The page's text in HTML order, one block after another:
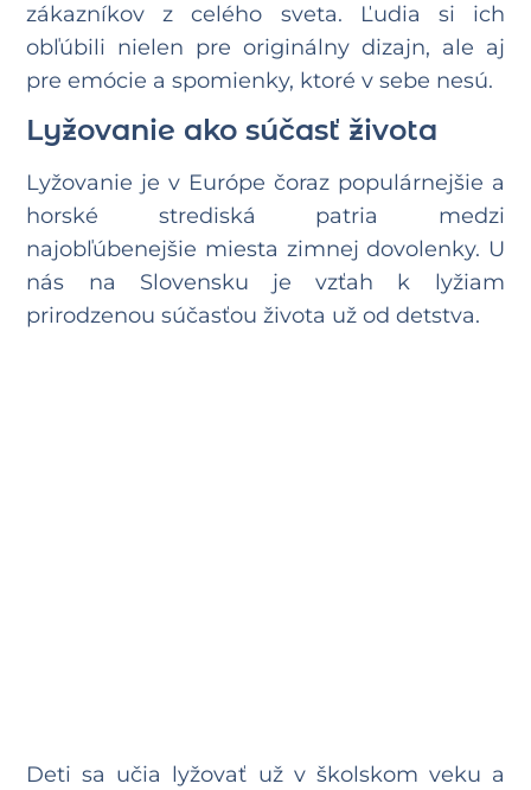
zákazníkov z celého sveta. Ľudia si ich
obľúbili nielen pre originálny dizajn, ale aj
pre emócie a spomienky, ktoré v sebe nesú.
Lyžovanie ako súčasť života
Lyžovanie je v Európe čoraz populárnejšie a
horské strediská patria medzi
najobľúbenejšie miesta zimnej dovolenky. U
nás na Slovensku je vzťah k lyžiam
prirodzenou súčasťou života už od detstva.
Deti sa učia lyžovať už v školskom veku a